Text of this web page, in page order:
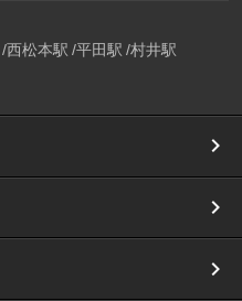
西松本駅 平田駅 村井駅